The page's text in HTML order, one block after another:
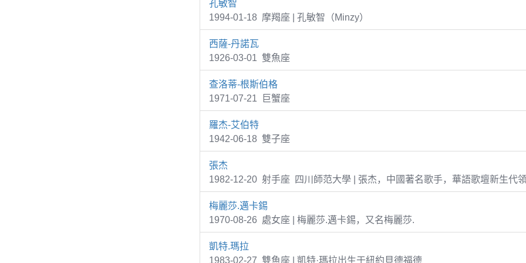
孔敏智
1994-01-18 摩羯座 | 孔敏智（Minzy）
西薩-丹諾瓦
1926-03-01 雙魚座
查洛蒂-根斯伯格
1971-07-21 巨蟹座
羅杰-艾伯特
1942-06-18 雙子座
張杰
1982-12-20 射手座 四川師范大學 | 張杰，中國著名歌手，華語歌壇新生代
梅麗莎.邁卡錫
1970-08-26 處女座 | 梅麗莎.邁卡錫，又名梅麗莎.
凱特.瑪拉
1983-02-27 雙魚座 | 凱特·瑪拉出生于紐約貝德福德